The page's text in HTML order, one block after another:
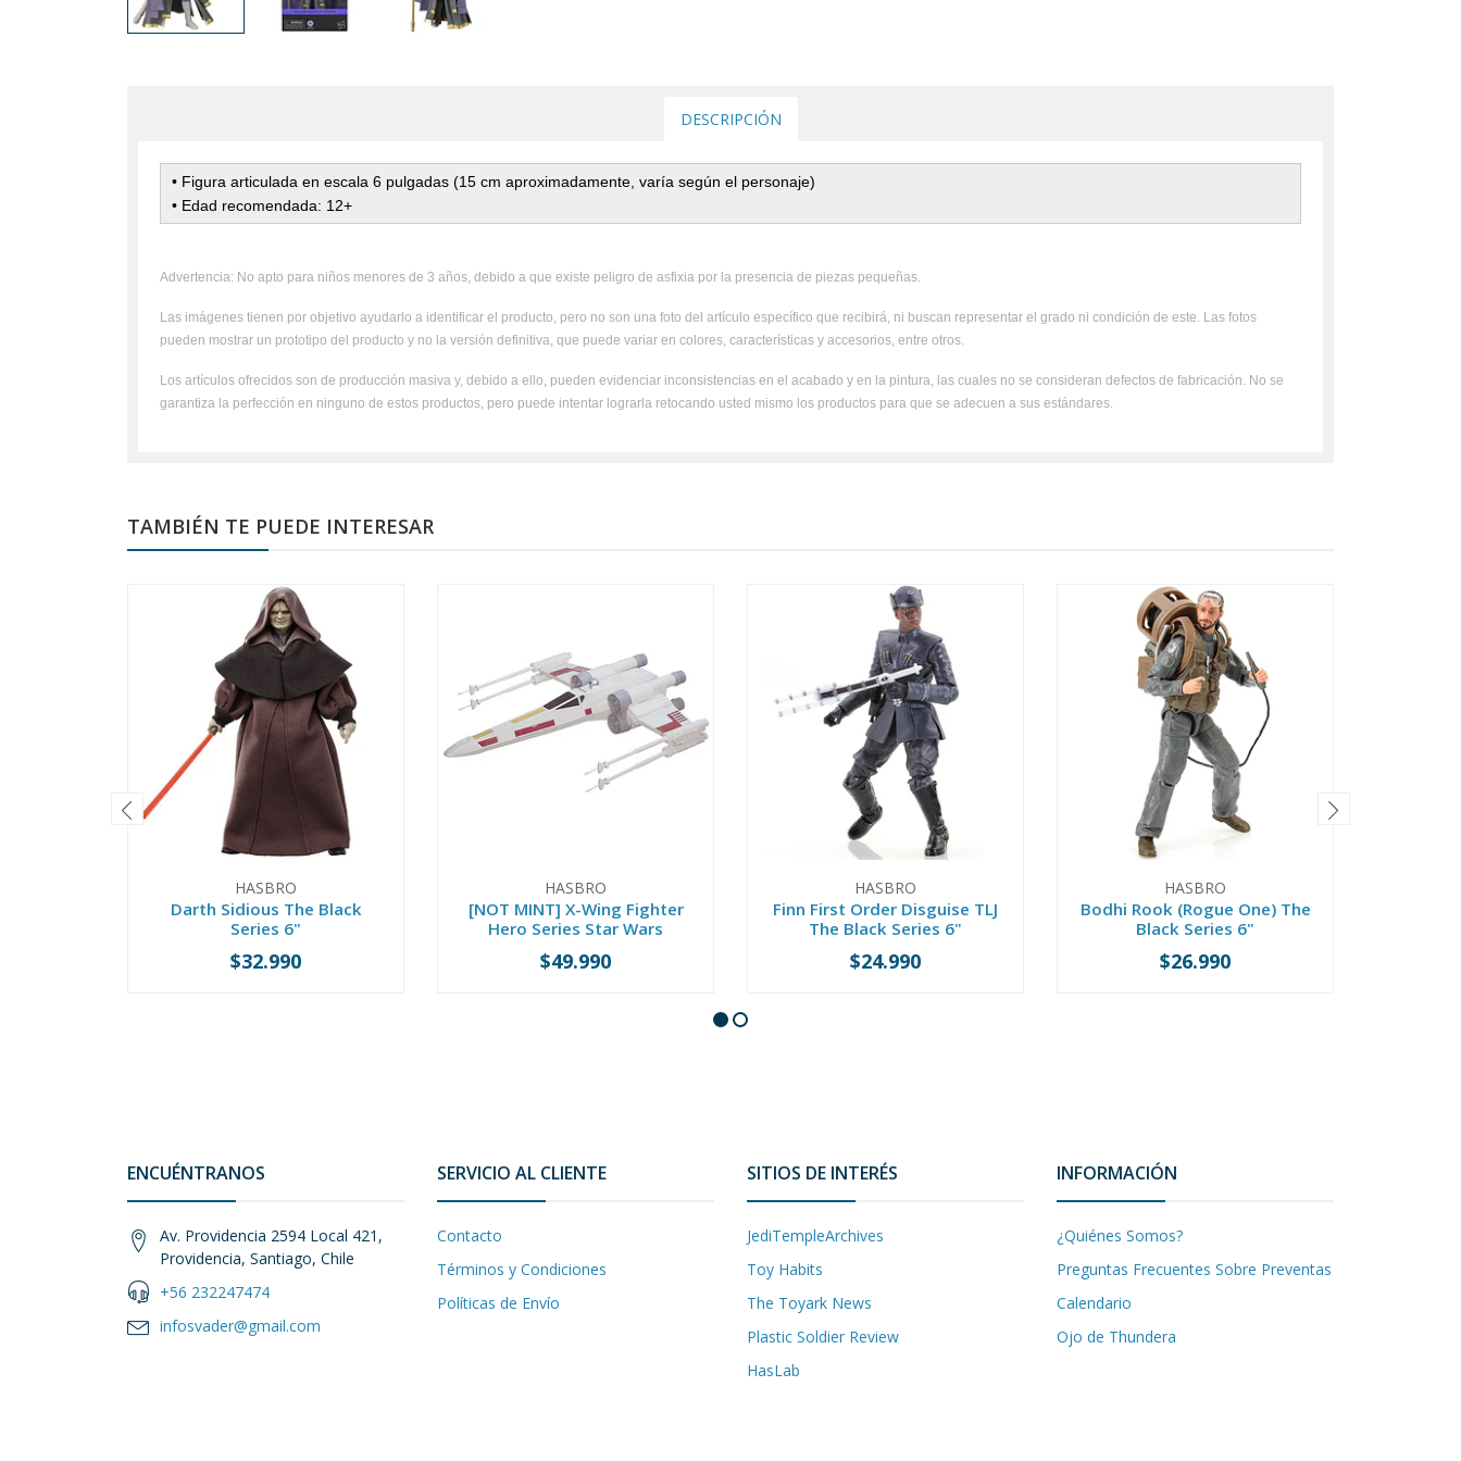
DESCRIPCIÓN
• Figura articulada en escala 6 pulgadas (15 cm aproximadamente, varía según el personaje)
• Edad recomendada: 12+
Advertencia: No apto para niños menores de 3 años, debido a que existe peligro de asfixia por la presencia de piezas pequeñas.
Las imágenes tienen por objetivo ayudarlo a identificar el producto, pero no son una foto del artículo específico que recibirá, ni buscan representar el grado ni condición de este. Las fotos
pueden mostrar un prototipo del producto y no la versión definitiva, que puede variar en colores, características y accesorios, entre otros.
Los artículos ofrecidos son de producción masiva y, debido a ello, pueden evidenciar inconsistencias en el acabado y en la pintura, las cuales no se consideran defectos de fabricación. No se
garantiza la perfección en ninguno de estos productos, pero puede intentar lograrla retocando usted mismo los productos para que se adecuen a sus estándares.
TAMBIÉN TE PUEDE INTERESAR
HASBRO
Darth Sidious The Black
Series 6"
+
$32.990
HASBRO
[NOT MINT] X-Wing Fighter
Hero Series Star Wars
+
$49.990
HASBRO
Finn First Order Disguise TLJ
The Black Series 6"
+
$24.990
HASBRO
Bodhi Rook (Rogue One) The
Black Series 6"
+
$26.990
ENCUÉNTRANOS
Av. Providencia 2594 Local 421,
Providencia, Santiago, Chile
+56 232247474
infosvader@gmail.com
SERVICIO AL CLIENTE
Contacto
Términos y Condiciones
Políticas de Envío
SITIOS DE INTERÉS
JediTempleArchives
Toy Habits
The Toyark News
Plastic Soldier Review
HasLab
INFORMACIÓN
¿Quiénes Somos?
Preguntas Frecuentes Sobre Preventas
Calendario
Ojo de Thundera